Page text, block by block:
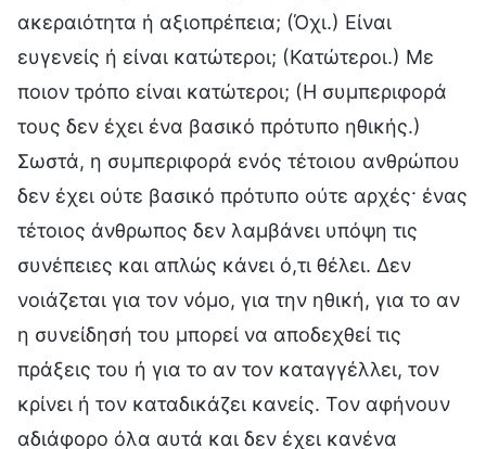
ακεραιότητα ή αξιοπρέπεια; (Όχι.) Είναι
ευγενείς ή είναι κατώτεροι; (Κατώτεροι.) Με
ποιον τρόπο είναι κατώτεροι; (Η συμπεριφορά
τους δεν έχει ένα βασικό πρότυπο ηθικής.)
Σωστά, η συμπεριφορά ενός τέτοιου ανθρώπου
δεν έχει ούτε βασικό πρότυπο ούτε αρχές· ένας
τέτοιος άνθρωπος δεν λαμβάνει υπόψη τις
συνέπειες και απλώς κάνει ό,τι θέλει. Δεν
νοιάζεται για τον νόμο, για την ηθική, για το αν
η συνείδησή του μπορεί να αποδεχθεί τις
πράξεις του ή για το αν τον καταγγέλλει, τον
κρίνει ή τον καταδικάζει κανείς. Τον αφήνουν
αδιάφορο όλα αυτά και δεν έχει κανένα